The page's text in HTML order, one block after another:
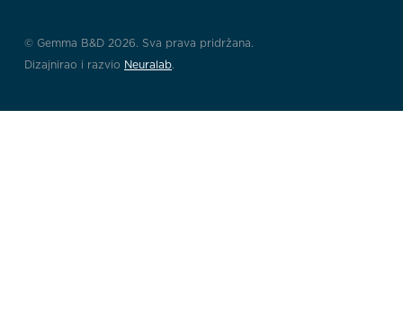
© Gemma B&D 2026. Sva prava pridržana.
Dizajnirao i razvio Neuralab.